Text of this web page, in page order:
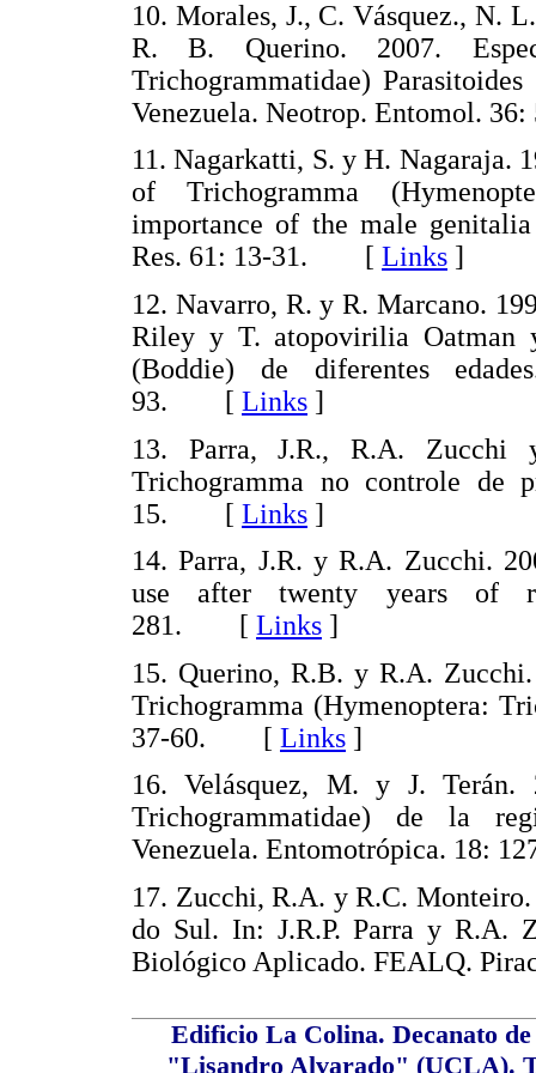
10. Morales, J., C. Vásquez., N.
R. B. Querino. 2007.
Trichogrammatidae)
Venezuela. Neotrop. Entomol.
11. Nagarkatti, S. y H. Nagaraja.
of Trichogramma
importance of the male
Res. 61: 13-31. [ Links ]
12. Navarro, R. y R. Marcano.
Riley y T. atopovirilia Oatman
(Boddie) de diferentes
93. [ Links ]
13. Parra, J.R., R.A. Zucchi
Trichogramma no controle de
15. [ Links ]
14. Parra, J.R. y R.A. Zucchi.
use after twenty years of
281. [ Links ]
15. Querino, R.B. y R.A.
Trichogramma (Hymenoptera:
37-60. [ Links ]
16. Velásquez, M. y J. Terán.
Trichogrammatidae) de la
Venezuela. Entomotrópica.
17. Zucchi, R.A. y R.C.
do Sul. In: J.R.P. Parra y R.A.
Biológico Aplicado. FEALQ.
Edificio La Colina. Decanato
"Lisandro Alvarado" (UCLA).